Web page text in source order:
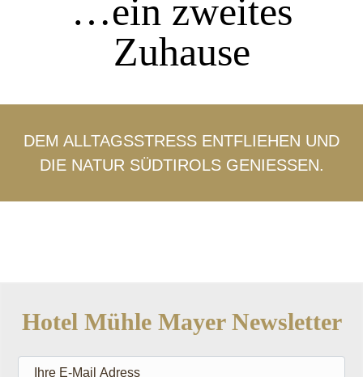
…ein zweites
Zuhause
DEM ALLTAGSSTRESS ENTFLIEHEN UND
DIE NATUR SÜDTIROLS GENIESSEN.
Hotel Mühle Mayer Newsletter
Ihre